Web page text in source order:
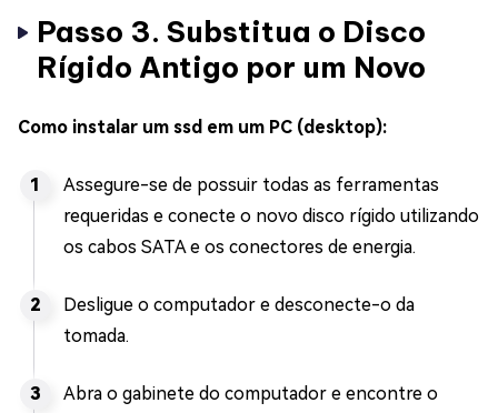
Passo 3. Substitua o Disco
Rígido Antigo por um Novo
Como instalar um ssd em um PC (desktop):
Assegure-se de possuir todas as ferramentas
requeridas e conecte o novo disco rígido utilizando
os cabos SATA e os conectores de energia.
Desligue o computador e desconecte-o da
tomada.
Abra o gabinete do computador e encontre o